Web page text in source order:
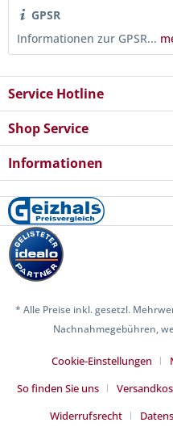
GPSR
Informationen zur GPSR...
Service Hotline
Shop Service
Informationen
* Alle Preise inkl. gesetzl.
Nachnahmegebühren,
Cookie-Einstellungen
So finden Sie uns
Widerrufsrecht